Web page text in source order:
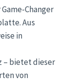
Changer
Aus
in
– bietet dieser
von